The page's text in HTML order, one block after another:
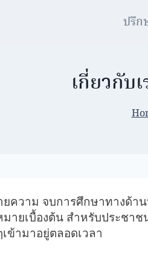
ปรึก
เกี่ยวกับ
ความ จบการศึกษาทางด้า
ยเบื้องต้น สำหรับประชา
ข้ามาอยู่ตลอดเวลา